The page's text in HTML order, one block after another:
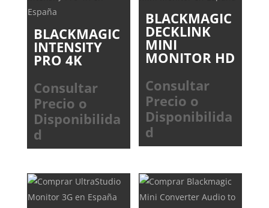
BLACKMAGIC
INTENSITY
PRO 4K
Consultar
Precio o
Disponibilida
d
BLACKMAGIC
DECKLINK
MINI
MONITOR HD
Consultar
Precio o
Disponibilida
d